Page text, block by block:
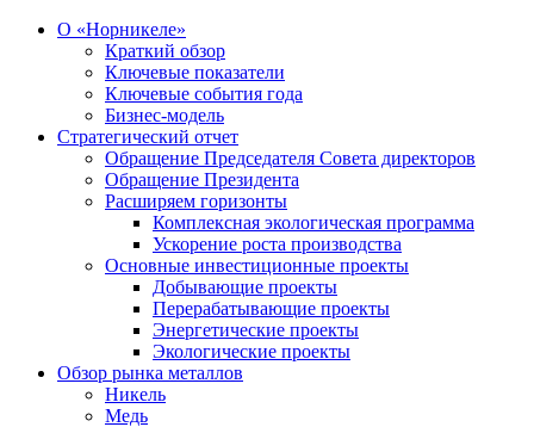
О «Норникеле»
Краткий обзор
Ключевые показатели
Ключевые события года
Бизнес-модель
Стратегический отчет
Обращение Председателя Совета директоров
Обращение Президента
Расширяем горизонты
Комплексная экологическая программа
Ускорение роста производства
Основные инвестиционные проекты
Добывающие проекты
Перерабатывающие проекты
Энергетические проекты
Экологические проекты
Обзор рынка металлов
Никель
Медь